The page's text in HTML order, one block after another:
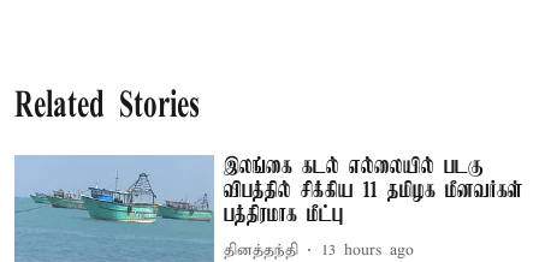
Related Stories
இலங்கை கடல் எல்லையில் படகு
விபத்தில் சிக்கிய 11 தமிழக மீனவர்கள்
பத்திரமாக மீட்பு
தினத்தந்தி 13 hours ago